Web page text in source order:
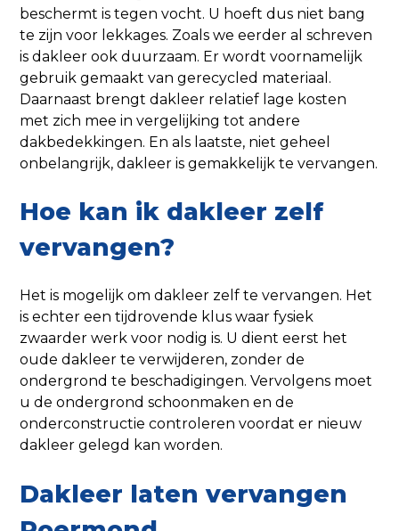
beschermt is tegen vocht. U hoeft dus niet bang
te zijn voor lekkages. Zoals we eerder al schreven
is dakleer ook duurzaam. Er wordt voornamelijk
gebruik gemaakt van gerecycled materiaal.
Daarnaast brengt dakleer relatief lage kosten
met zich mee in vergelijking tot andere
dakbedekkingen. En als laatste, niet geheel
onbelangrijk, dakleer is gemakkelijk te vervangen.
Hoe kan ik dakleer zelf
vervangen?
Het is mogelijk om dakleer zelf te vervangen. Het
is echter een tijdrovende klus waar fysiek
zwaarder werk voor nodig is. U dient eerst het
oude dakleer te verwijderen, zonder de
ondergrond te beschadigingen. Vervolgens moet
u de ondergrond schoonmaken en de
onderconstructie controleren voordat er nieuw
dakleer gelegd kan worden.
Dakleer laten vervangen